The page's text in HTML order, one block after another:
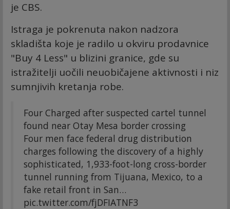
je CBS.
Istraga je pokrenuta nakon nadzora
skladišta koje je radilo u okviru prodavnice
"Buy 4 Less" u blizini granice, gde su
istražitelji uočili neuobičajene aktivnosti i niz
sumnjivih kretanja robe.
Four Charged after suspected cartel tunnel
found near Otay Mesa border crossing
Four men face federal drug distribution
charges following the discovery of a highly
sophisticated, 1,933-foot-long cross-border
tunnel running from Tijuana, Mexico, to a
fake retail front in San…
pic.twitter.com/fjDFIATNF3